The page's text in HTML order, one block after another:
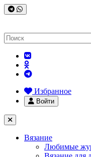
Избранное
Войти
Вязание
Любимые